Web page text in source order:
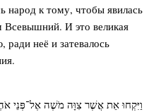
народ к тому, чтобы явилась
Всевышний. И это великая
ради неё и затевалось
וַיִּקְחוּ אֵת אֲשֶׁר צִוָּה מֹשֶׁה אֶל־פְּנֵי